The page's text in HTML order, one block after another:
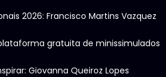
2026: Francisco Martins Vazquez
gratuita de minissimulados
Giovanna Queiroz Lopes